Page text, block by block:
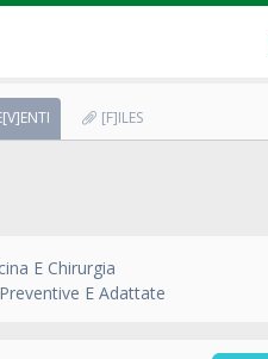
[F]ILES
E Chirurgia
E Adattate